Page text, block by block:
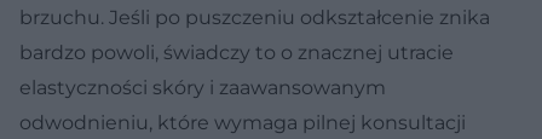
brzuchu. Jeśli po puszczeniu odkształcenie znika
bardzo powoli, świadczy to o znacznej utracie
elastyczności skóry i zaawansowanym
odwodnieniu, które wymaga pilnej konsultacji